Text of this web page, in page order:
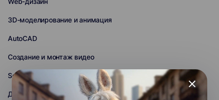
3D-моделирование и анимация
AutoCAD
Создание и монтаж видео
Sound-дизайн и звукорежиссура
Дизайн одежды
close